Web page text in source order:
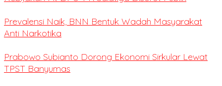
Prevalensi Naik, BNN Bentuk Wadah Masyarakat
Anti Narkotika
Prabowo Subianto Dorong Ekonomi Sirkular Lewat
TPST Banyumas